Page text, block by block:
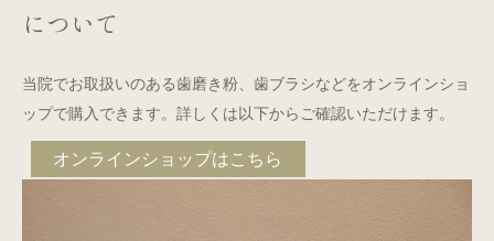
について
当院でお取扱いのある歯磨き粉、歯ブラシなどをオンラインショ
ップで購入できます。詳しくは以下からご確認いただけます。
オンラインショップはこちら